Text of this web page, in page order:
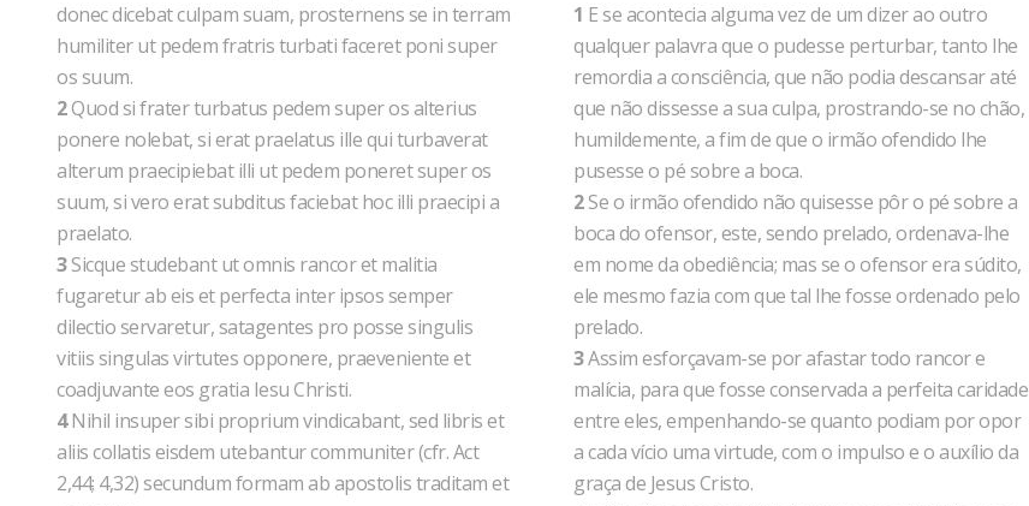
donec dicebat culpam suam, prosternens se in terram
humiliter ut pedem fratris turbati faceret poni super
os suum.
2Quod si frater turbatus pedem super os alterius
ponere nolebat, si erat praelatus ille qui turbaverat
alterum praecipiebat illi ut pedem poneret super os
suum, si vero erat subditus faciebat hoc illi praecipi a
praelato.
3Sicque studebant ut omnis rancor et malitia
fugaretur ab eis et perfecta inter ipsos semper
dilectio servaretur, satagentes pro posse singulis
vitiis singulas virtutes opponere, praeveniente et
coadjuvante eos gratia Iesu Christi.
4Nihil insuper sibi proprium vindicabant, sed libris et
aliis collatis eisdem utebantur communiter (cfr. Act
2,44; 4,32) secundum formam ab apostolis traditam et
1 E se acontecia alguma vez de um dizer ao outro
qualquer palavra que o pudesse perturbar, tanto lhe
remordia a consciência, que não podia descansar até
que não dissesse a sua culpa, prostrando-se no chão,
humildemente, a fim de que o irmão ofendido lhe
pusesse o pé sobre a boca.
2Se o irmão ofendido não quisesse pôr o pé sobre a
boca do ofensor, este, sendo prelado, ordenava-lhe
em nome da obediência; mas se o ofensor era súdito,
ele mesmo fazia com que tal lhe fosse ordenado pelo
prelado.
3Assim esforçavam-se por afastar todo rancor e
malícia, para que fosse conservada a perfeita caridade
entre eles, empenhando-se quanto podiam por opor
a cada vício uma virtude, com o impulso e o auxílio da
graça de Jesus Cristo.